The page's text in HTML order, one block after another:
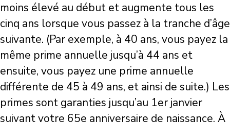
moins élevé au début et augmente tous les
cinq ans lorsque vous passez à la tranche d’âge
suivante. (Par exemple, à 40 ans, vous payez la
même prime annuelle jusqu’à 44 ans et
ensuite, vous payez une prime annuelle
différente de 45 à 49 ans, et ainsi de suite.) Les
primes sont garanties jusqu’au 1er janvier
suivant votre 65e anniversaire de naissance. À